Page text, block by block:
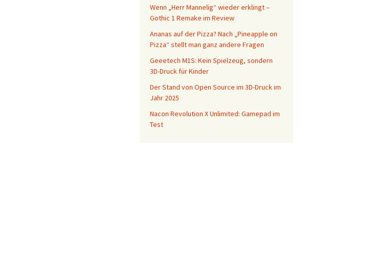
Wenn „Herr Mannelig“ wieder erklingt –
Gothic 1 Remake im Review
Ananas auf der Pizza? Nach „Pineapple on
Pizza“ stellt man ganz andere Fragen
Geeetech M1S: Kein Spielzeug, sondern
3D-Druck für Kinder
Der Stand von Open Source im 3D-Druck im
Jahr 2025
Nacon Revolution X Unlimited: Gamepad im
Test